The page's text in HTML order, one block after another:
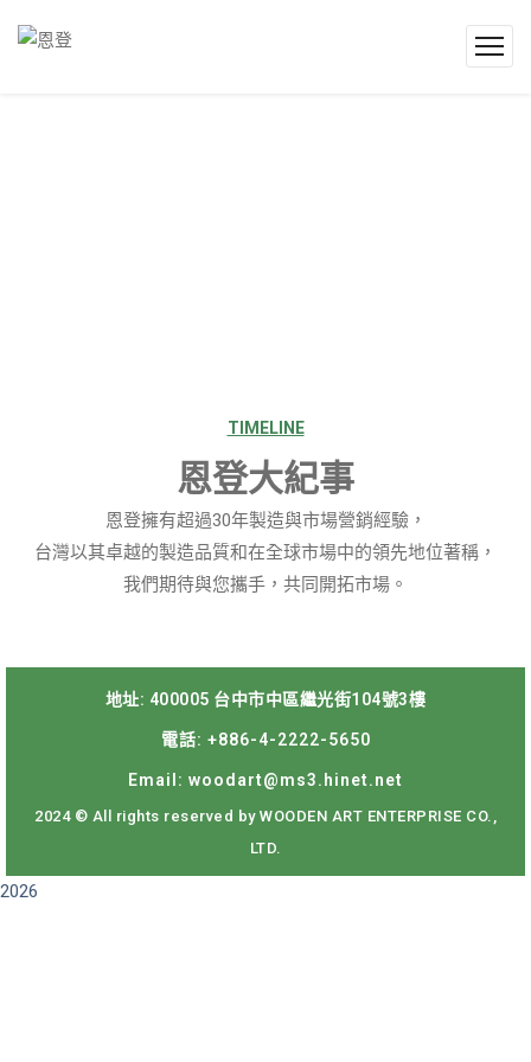
TIMELINE
恩登大紀事
恩登擁有超過30年製造與市場營銷經驗，
台灣以其卓越的製造品質和在全球市場中的領先地位著稱，
我們期待與您攜手，共同開拓市場。
地址: 400005 台中市中區繼光街104號3樓
電話: +886-4-2222-5650
Email: woodart@ms3.hinet.net
2024 © All rights reserved by WOODEN ART ENTERPRISE CO.,
LTD.
2026